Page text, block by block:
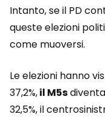
Intanto, se il PD
queste elezioni
come muoversi.
Le elezioni hanno
37,2%,il M5s
32,5%, il